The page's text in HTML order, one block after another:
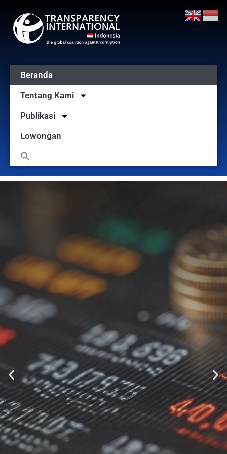
Beranda
Tentang Kami
Publikasi
Lowongan